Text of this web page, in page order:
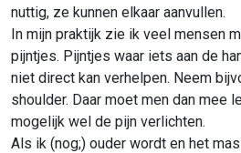
nuttig, ze kunnen elkaar aanvullen.
In mijn praktijk zie ik veel mensen
pijntjes. Pijntjes waar iets aan de
niet direct kan verhelpen. Neem
shoulder. Daar moet men dan mee
mogelijk wel de pijn verlichten.
Als ik (nog;) ouder wordt en het